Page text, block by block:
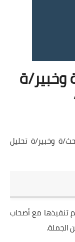
ة
ة وخبير/ة تحليل
تنفيذها مع أصحاب
الجملة.